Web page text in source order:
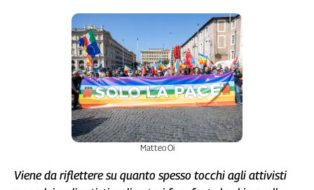
Matteo Oi
Viene da riflettere su quanto spesso tocchi agli attivisti